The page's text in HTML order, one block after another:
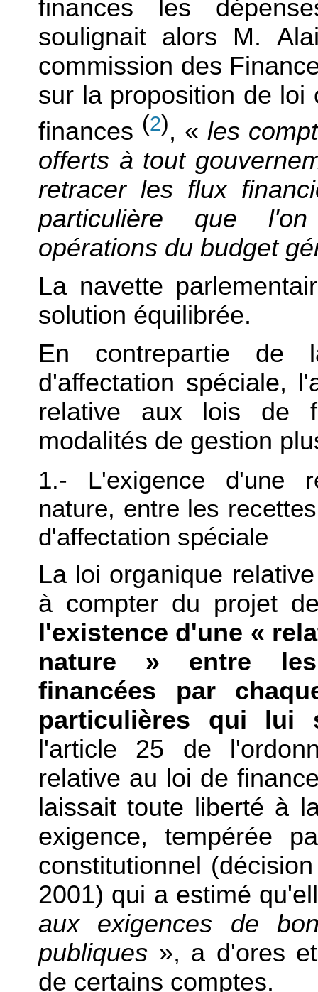
finances les
soulignait alors M.
commission des
sur la proposition de loi
finances (2), « les
offerts à tout
retracer les flux
particulière que
opérations du budget
La navette
solution équilibrée.
En contrepartie de
d'affectation spéciale,
relative aux lois de
modalités de gestion
1.- L'exigence d'une
nature, entre les
d'affectation spéciale
La loi organique
à compter du projet
l'existence d'une «
nature » entre les
financées par
particulières qui lui
l'article 25 de
relative au loi de
laissait toute liberté à
exigence, tempérée
constitutionnel
2001) qui a estimé
aux exigences de
publiques », a d'ores
de certains comptes.